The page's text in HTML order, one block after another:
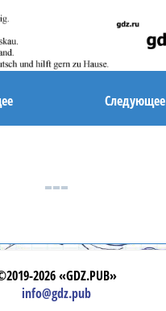
Следующее
2026 «GDZ.PUB»
info@gdz.pub